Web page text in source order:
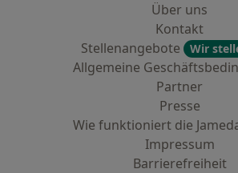
Über uns
Kontakt
Stellenangebote
Wir
Allgemeine
Partner
Presse
Wie funktioniert die
Impressum
Barrierefreiheit